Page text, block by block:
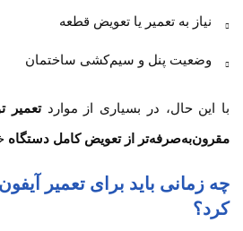
نیاز به تعمیر یا تعویض قطعه
وضعیت پنل و سیم‌کشی ساختمان
با این حال، در بسیاری از مواردتعمیر
مقرون‌به‌صرفه‌تر از تعویض کامل دستگاه
چه زمانی باید برای تعمیر
کرد؟